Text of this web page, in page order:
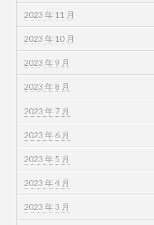
2023 年 11 月
2023 年 10 月
2023 年 9 月
2023 年 8 月
2023 年 7 月
2023 年 6 月
2023 年 5 月
2023 年 4 月
2023 年 3 月